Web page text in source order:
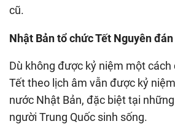
cũ.
Nhật Bản tổ chức Tết Nguyên
Dù không được kỷ niệm một
Tết theo lịch âm vẫn được kỷ
nước Nhật Bản, đặc biệt tại
người Trung Quốc sinh sống.